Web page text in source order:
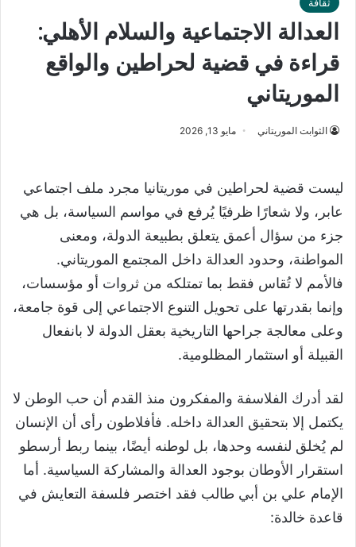
العدالة الاجتماعية والسلام الأهلي:
قراءة في قضية لحراطين والواقع
الموريتاني
الثوابت الموريتاني مايو 13, 2026
ليست قضية لحراطين في موريتانيا مجرد ملف اجتماعي
عابر، ولا شعارًا ظرفيًا يُرفع في مواسم السياسة، بل هي
جزء من سؤال أعمق يتعلق بطبيعة الدولة، ومعنى
المواطنة، وحدود العدالة داخل المجتمع الموريتاني.
فالأمم لا تُقاس فقط بما تمتلكه من ثروات أو مؤسسات،
وإنما بقدرتها على تحويل التنوع الاجتماعي إلى قوة جامعة،
وعلى معالجة جراحها التاريخية بعقل الدولة لا بانفعال
القبيلة أو استثمار المظلومية.
لقد أدرك الفلاسفة والمفكرون منذ القدم أن حب الوطن لا
يكتمل إلا بتحقيق العدالة داخله. فأفلاطون رأى أن الإنسان
لم يُخلق لنفسه وحدها، بل لوطنه أيضًا، بينما ربط أرسطو
استقرار الأوطان بوجود العدالة والمشاركة السياسية. أما
الإمام علي بن أبي طالب فقد اختصر فلسفة التعايش في
قاعدة خالدة: